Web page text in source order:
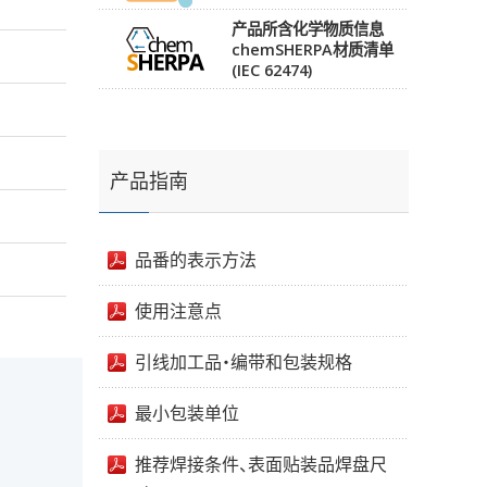
产品所含化学物质信息
chemSHERPA材质清单
(IEC 62474)
产品指南
品番的表示方法
使用注意点
引线加工品・编带和包装规格
最小包装单位
推荐焊接条件、表面贴装品焊盘尺